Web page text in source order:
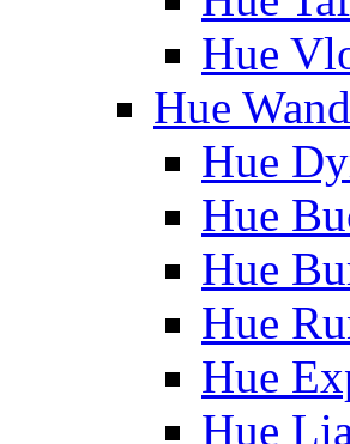
Hue
Hue
Hue
Hue
Hue
Hue
Hue
Hue